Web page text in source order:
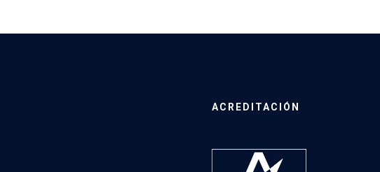
ACREDITACIÓN